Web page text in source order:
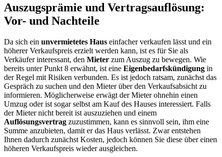
Auszugsprämie und Vertragsauflösung:
Vor- und Nachteile
Da sich ein unvermietetes Haus einfacher verkaufen lässt und ein
höherer Verkaufspreis erzielt werden kann, ist es für Sie als
Verkäufer interessant, den Mieter zum Auszug zu bewegen. Wie
bereits unter Punkt 8 erwähnt, ist eine Eigenbedarfskündigung in
der Regel mit Risiken verbunden. Es ist jedoch ratsam, zunächst das
Gespräch zu suchen und den Mieter über den Verkaufsabsicht zu
informieren. Möglicherweise erwägt der Mieter ohnehin einen
Umzug oder ist sogar selbst am Kauf des Hauses interessiert. Falls
der Mieter nicht bereit ist auszuziehen und einem
Auflösungsvertrag zuzustimmen, kann es sinnvoll sein, ihm eine
Summe anzubieten, damit er das Haus verlässt. Zwar entstehen
Ihnen dadurch zunächst Kosten, jedoch können Sie diese über einen
höheren Verkaufspreis wieder ausgleichen.